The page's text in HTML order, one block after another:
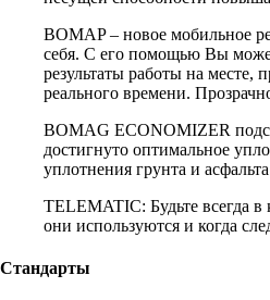
BOMAP – новое мобильное
себя. С его помощью Вы
результаты работы на
реального времени.
BOMAG ECONOMIZER
достигнуто оптимальное
уплотнения грунта и
TELEMATIC: Будьте всегда
они используются и когда
Стандарты